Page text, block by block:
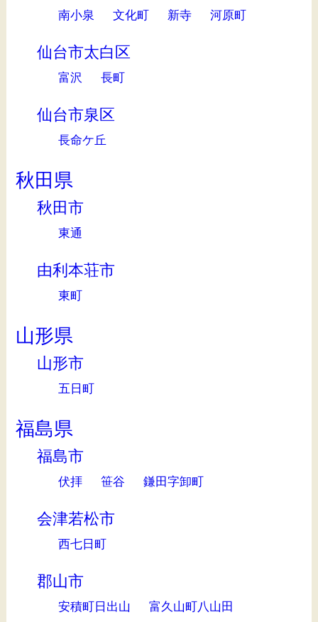
南小泉 文化町 新寺 河原町
仙台市太白区
富沢 長町
仙台市泉区
長命ケ丘
秋田県
秋田市
東通
由利本荘市
東町
山形県
山形市
五日町
福島県
福島市
伏拝 笹谷 鎌田字卸町
会津若松市
西七日町
郡山市
安積町日出山
富久山町八山田